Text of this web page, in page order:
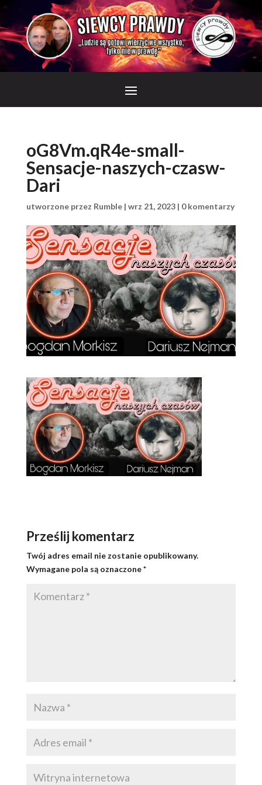
oG8Vm.qR4e-small-
Sensacje-naszych-czasw-
Dari
utworzone przez Rumble| wrz 21, 2023| 0 komentarzy
Prześlij komentarz
Twój adres email nie zostanie opublikowany.
Wymagane pola są oznaczone*